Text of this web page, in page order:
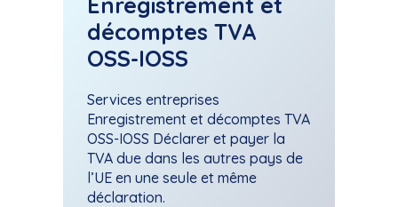
décomptes TVA
OSS-IOSS
Services entreprises
Enregistrement et décomptes TVA
OSS-IOSS Déclarer et payer la
TVA due dans les autres pays de
l’UE en une seule et même
déclaration.